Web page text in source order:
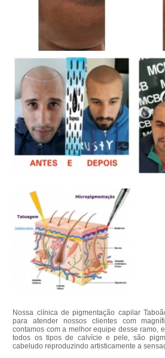
Nossa clínica de pigmentação capilar
para atender nossos clientes com
contamos com a melhor equipe desse ramo,
todos os tipos de calvície e pele, são
cabeludo reproduzindo artisticamente a